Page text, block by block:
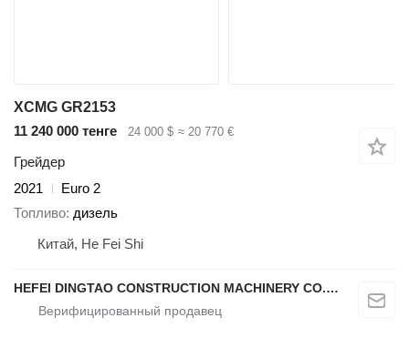
XCMG GR2153
11 240 000 тенге
24 000 $ ≈ 20 770 €
Грейдер
2021
Euro 2
Топливо дизель
Китай, He Fei Shi
HEFEI DINGTAO CONSTRUCTION MACHINERY CO., LIMITED